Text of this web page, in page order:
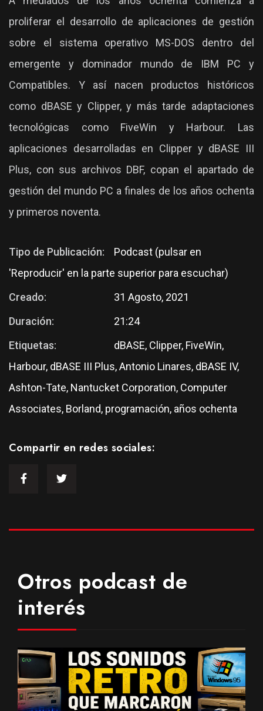
proliferar el desarrollo de aplicaciones de gestión
sobre el sistema operativo MS-DOS dentro del
emergente y dominador mundo de IBM PC y
Compatibles. Y así nacen productos históricos
como dBASE y Clipper, y más tarde adaptaciones
tecnológicas como FiveWin y Harbour. Las
aplicaciones desarrolladas en Clipper y dBASE III
Plus, con sus archivos DBF, copan el apartado de
gestión del mundo PC a finales de los años ochenta
y primeros noventa.
Tipo de Publicación:
Podcast (pulsar en
'Reproducir' en la parte superior para escuchar)
Creado:
31 Agosto, 2021
Duración:
21:24
Etiquetas:
dBASE, Clipper, FiveWin,
Harbour, dBASE III Plus, Antonio Linares, dBASE IV,
Ashton-Tate, Nantucket Corporation, Computer
Associates, Borland, programación, años ochenta
Compartir en redes sociales:
Otros podcast de
interés